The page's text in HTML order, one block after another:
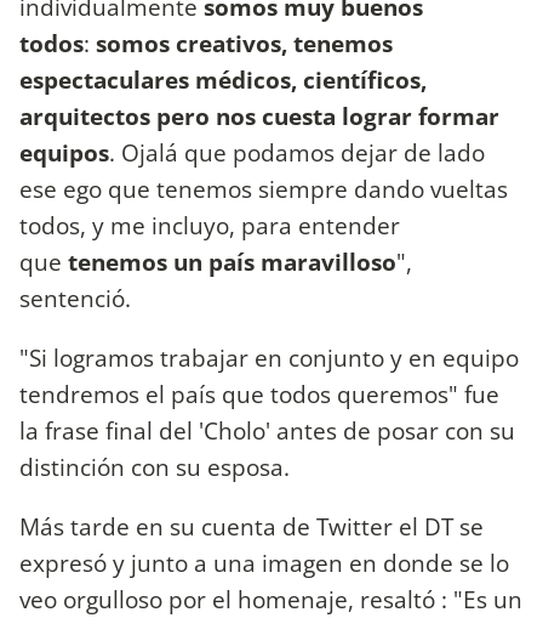
todos: somos creativos, tenemos
espectaculares médicos, científicos,
arquitectos pero nos cuesta lograr formar
equipos. Ojalá que podamos dejar de lado
ese ego que tenemos siempre dando vueltas
todos, y me incluyo, para entender
que tenemos un país maravilloso",
sentenció.
"Si logramos trabajar en conjunto y en equipo
tendremos el país que todos queremos" fue
la frase final del 'Cholo' antes de posar con su
distinción con su esposa.
Más tarde en su cuenta de Twitter el DT se
expresó y junto a una imagen en donde se lo
veo orgulloso por el homenaje, resaltó : "Es un